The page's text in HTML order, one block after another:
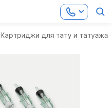
Картриджи для тату и татуажа